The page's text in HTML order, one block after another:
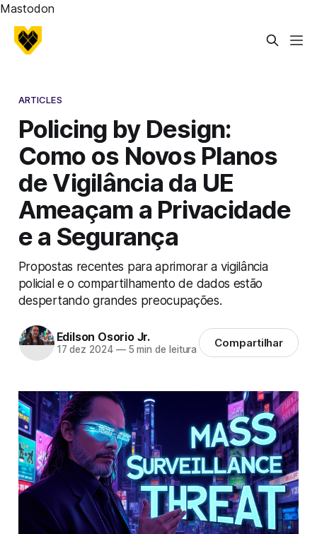
Mastodon
ARTICLES
Policing by Design:
Como os Novos Planos
de Vigilância da UE
Ameaçam a Privacidade
e a Segurança
Propostas recentes para aprimorar a vigilância
policial e o compartilhamento de dados estão
despertando grandes preocupações.
Edilson Osorio Jr.
17 dez 2024 —5 min de leitura Compartilhar